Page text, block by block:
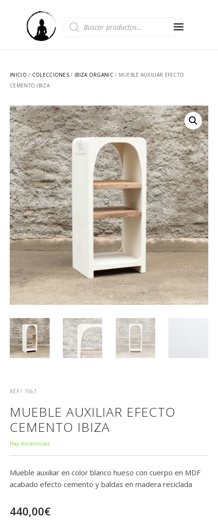
de
productos
INICIO / COLECCIONES / IBIZA ORGANIC/ MUEBLE AUXILIAR EFECTO
CEMENTO IBIZA
REF / 1567
MUEBLE AUXILIAR EFECTO
CEMENTO IBIZA
Hay existencias
Mueble auxiliar en color blanco hueso con cuerpo en MDF
acabado efecto cemento y baldas en madera reciclada
440,00€